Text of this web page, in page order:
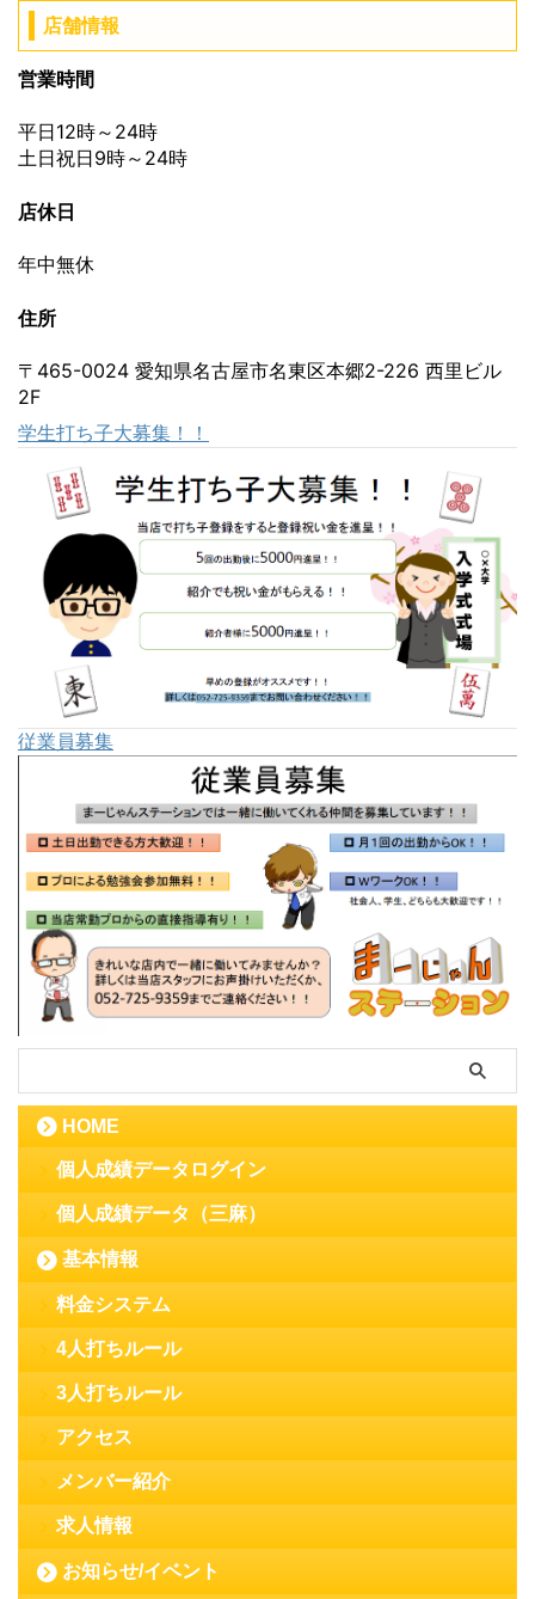
店舗情報
営業時間
平日12時～24時
土日祝日9時～24時
店休日
年中無休
住所
〒465-0024 愛知県名古屋市名東区本郷2-226 西里ビル
2F
学生打ち子大募集！！
従業員募集
HOME
個人成績データログイン
個人成績データ（三麻）
基本情報
料金システム
4人打ちルール
3人打ちルール
アクセス
メンバー紹介
求人情報
お知らせ/イベント